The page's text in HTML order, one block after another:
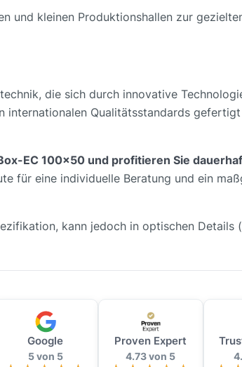
und kleinen Produktionshallen zur
die sich durch innovative
Qualitätsstandards
EC 100x50 und profitieren Sie
für eine individuelle Beratung und ein
kann jedoch in optischen Details
Google
5 von 5
Proven Expert
4.73 von 5